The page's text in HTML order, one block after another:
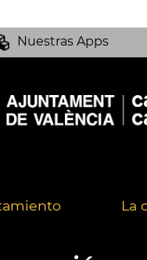
Nuestras Apps
La